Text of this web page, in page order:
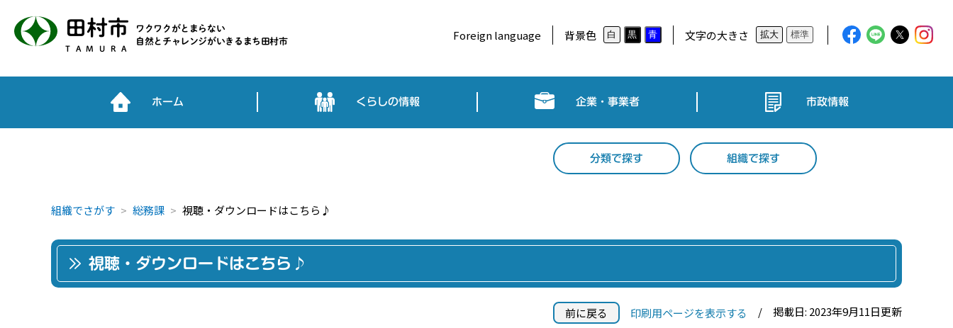
田村市
TAMURA
ワクワクがとまらない
自然とチャレンジがいきるまち田村市
Foreign language 背景色 白 黒 青 文字の大きさ 拡大 標準
ホーム くらしの情報 企業・事業者 市政情報
分類で探す 組織で探す
組織でさがす 総務課 視聴・ダウンロードはこちら♪
視聴・ダウンロードはこちら♪
前に戻る 印刷用ページを表示する 掲載日: 2023年9月11日更新